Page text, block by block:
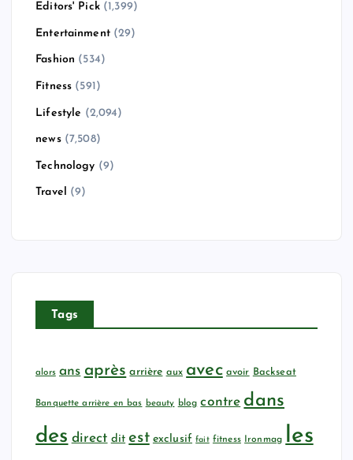
Editors' Pick(1,399)
Entertainment(29)
Fashion (534)
Fitness (591)
Lifestyle (2,094)
news(7,508)
Technology (9)
Travel (9)
Tags
alors ans après arrière aux avec avoir Backseat
Banquette arrière en bas beauty blog contre dans
des direct dit est exclusif fait fitness Ironmag les